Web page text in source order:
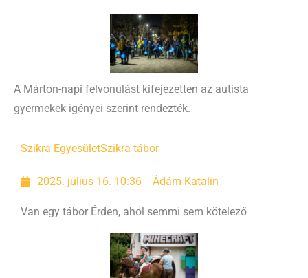
A Márton-napi felvonulást kifejezetten az autista
gyermekek igényei szerint rendezték.
Szikra EgyesületSzikra tábor
2025. július 16. 10:36 Ádám Katalin
Van egy tábor Érden, ahol semmi sem kötelező